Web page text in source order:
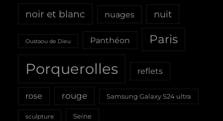
noir et blanc nuages nuit
Oustaou de Dieu Panthéon Paris
Porquerolles reflets
rose rouge Samsung Galaxy S24 ultra
sculpture Seine